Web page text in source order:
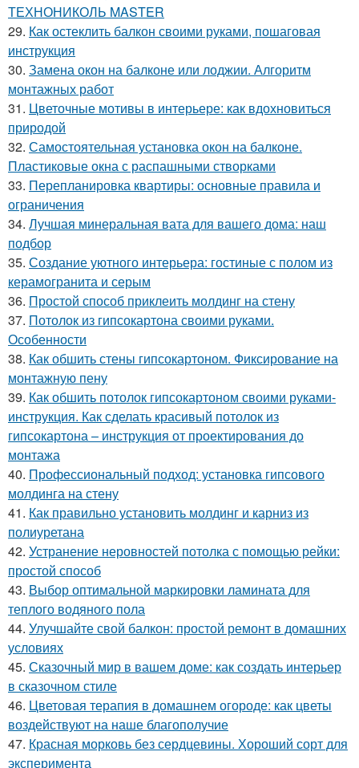
ТЕХНОНИКОЛЬ MASTER
29. Как остеклить балкон своими руками, пошаговая
инструкция
30. Замена окон на балконе или лоджии. Алгоритм
монтажных работ
31. Цветочные мотивы в интерьере: как вдохновиться
природой
32. Самостоятельная установка окон на балконе.
Пластиковые окна с распашными створками
33. Перепланировка квартиры: основные правила и
ограничения
34. Лучшая минеральная вата для вашего дома: наш
подбор
35. Создание уютного интерьера: гостиные с полом из
керамогранита и серым
36. Простой способ приклеить молдинг на стену
37. Потолок из гипсокартона своими руками.
Особенности
38. Как обшить стены гипсокартоном. Фиксирование на
монтажную пену
39. Как обшить потолок гипсокартоном своими руками-
инструкция. Как сделать красивый потолок из
гипсокартона – инструкция от проектирования до
монтажа
40. Профессиональный подход: установка гипсового
молдинга на стену
41. Как правильно установить молдинг и карниз из
полиуретана
42. Устранение неровностей потолка с помощью рейки:
простой способ
43. Выбор оптимальной маркировки ламината для
теплого водяного пола
44. Улучшайте свой балкон: простой ремонт в домашних
условиях
45. Сказочный мир в вашем доме: как создать интерьер
в сказочном стиле
46. Цветовая терапия в домашнем огороде: как цветы
воздействуют на наше благополучие
47. Красная морковь без сердцевины. Хороший сорт для
эксперимента